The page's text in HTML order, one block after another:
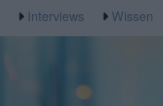
Interviews Wissen